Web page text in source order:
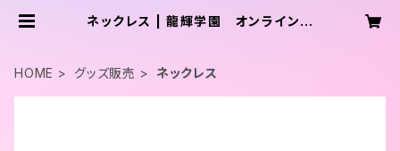
ネックレス | 龍輝学園 オンラインシ
HOME グッズ販売 ネックレス